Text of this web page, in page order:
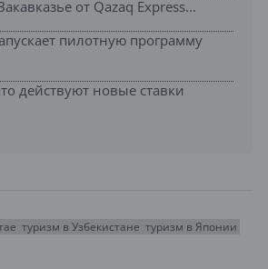
от Qazaq Express...
пилотную программу
действуют новые ставки
туризм в Узбекистане туризм в Японии